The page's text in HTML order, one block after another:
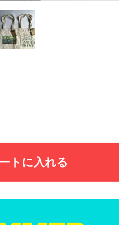
トに入れる